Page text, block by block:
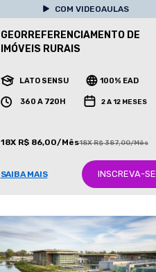
COM VIDEOAULAS
GEORREFERENCIAMENTO DE
IMÓVEIS RURAIS
LATO SENSU 100% EAD
360 A 720H 2 A 12 MESES
18X R$ 86,00/Mês18X R$ 387,00/Mês
SAIBA MAIS INSCREVA-SE